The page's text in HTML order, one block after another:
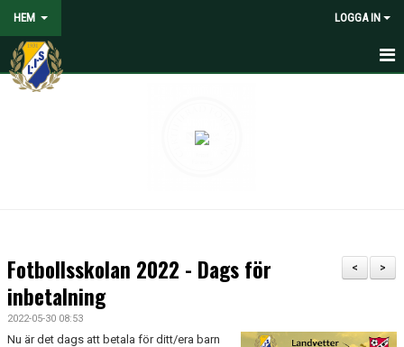
HEM LOGGA IN
HEM
BLI PARTNER TILL LIS
STÖDMEDLEM
>
<
Fotbollsskolan 2022 - Dags för
inbetalning
2022-05-30 08:53
Nu är det dags att betala för ditt/era barn